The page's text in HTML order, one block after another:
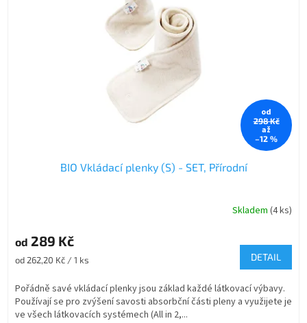
od
298 Kč
až
–12 %
BIO Vkládací plenky (S) - SET, Přírodní
Skladem (4 ks)
od 289 Kč
Měrná
od 262,20 Kč / 1 ks DETAIL
Pořádně savé vkládací plenky jsou základ každé látkovací výbavy.
Používají se pro zvýšení savosti absorbční části pleny a využijete je
ve všech látkovacích systémech (All in 2,...